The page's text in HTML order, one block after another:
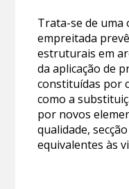
Trata-se de uma
empreitada
estruturais em
da aplicação de
constituídas por
como a
por novos
qualidade,
equivalentes às